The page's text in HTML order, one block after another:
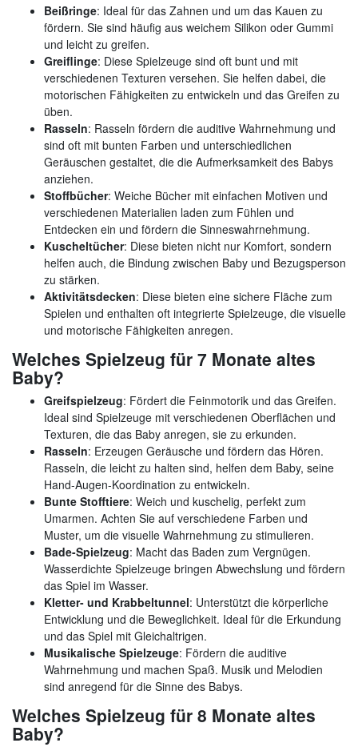
Beißringe: Ideal für das Zahnen und um das Kauen zu
fördern. Sie sind häufig aus weichem Silikon oder Gummi
und leicht zu greifen.
Greiflinge: Diese Spielzeuge sind oft bunt und mit
verschiedenen Texturen versehen. Sie helfen dabei, die
motorischen Fähigkeiten zu entwickeln und das Greifen zu
üben.
Rasseln: Rasseln fördern die auditive Wahrnehmung und
sind oft mit bunten Farben und unterschiedlichen
Geräuschen gestaltet, die die Aufmerksamkeit des Babys
anziehen.
Stoffbücher: Weiche Bücher mit einfachen Motiven und
verschiedenen Materialien laden zum Fühlen und
Entdecken ein und fördern die Sinneswahrnehmung.
Kuscheltücher: Diese bieten nicht nur Komfort, sondern
helfen auch, die Bindung zwischen Baby und Bezugsperson
zu stärken.
Aktivitätsdecken: Diese bieten eine sichere Fläche zum
Spielen und enthalten oft integrierte Spielzeuge, die visuelle
und motorische Fähigkeiten anregen.
Welches Spielzeug für 7 Monate altes
Baby?
Greifspielzeug: Fördert die Feinmotorik und das Greifen.
Ideal sind Spielzeuge mit verschiedenen Oberflächen und
Texturen, die das Baby anregen, sie zu erkunden.
Rasseln: Erzeugen Geräusche und fördern das Hören.
Rasseln, die leicht zu halten sind, helfen dem Baby, seine
Hand-Augen-Koordination zu entwickeln.
Bunte Stofftiere: Weich und kuschelig, perfekt zum
Umarmen. Achten Sie auf verschiedene Farben und
Muster, um die visuelle Wahrnehmung zu stimulieren.
Bade-Spielzeug: Macht das Baden zum Vergnügen.
Wasserdichte Spielzeuge bringen Abwechslung und fördern
das Spiel im Wasser.
Kletter- und Krabbeltunnel: Unterstützt die körperliche
Entwicklung und die Beweglichkeit. Ideal für die Erkundung
und das Spiel mit Gleichaltrigen.
Musikalische Spielzeuge: Fördern die auditive
Wahrnehmung und machen Spaß. Musik und Melodien
sind anregend für die Sinne des Babys.
Welches Spielzeug für 8 Monate altes
Baby?